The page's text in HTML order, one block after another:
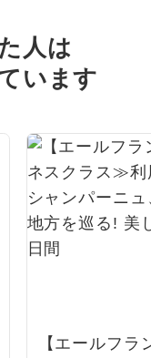
人は
います
【エールフ